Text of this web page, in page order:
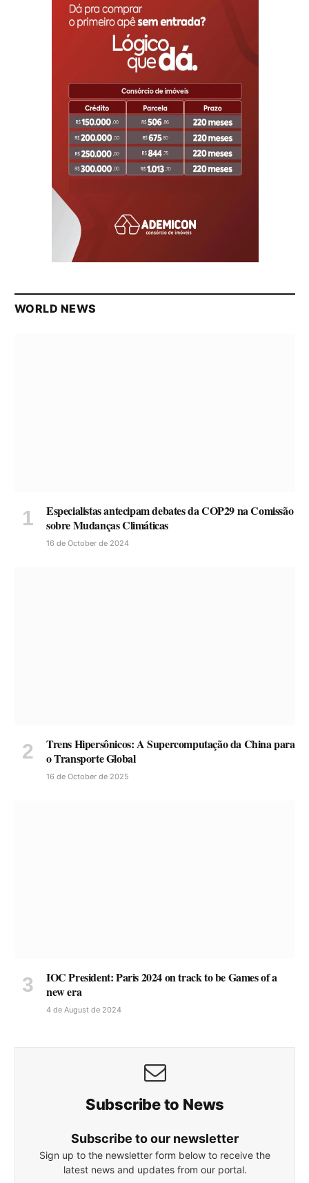
WORLD NEWS
Especialistas antecipam debates da COP29 na Comissão
sobre Mudanças Climáticas
16 de October de 2024
Trens Hipersônicos: A Supercomputação da China para
o Transporte Global
16 de October de 2025
IOC President: Paris 2024 on track to be Games of a
new era
4 de August de 2024
Subscribe to News
Subscribe to our newsletter
Sign up to the newsletter form below to receive the
latest news and updates from our portal.